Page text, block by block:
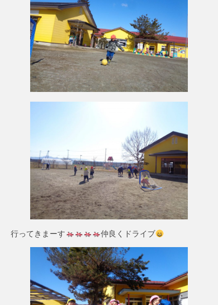
行ってきまーす 仲良くドライブ